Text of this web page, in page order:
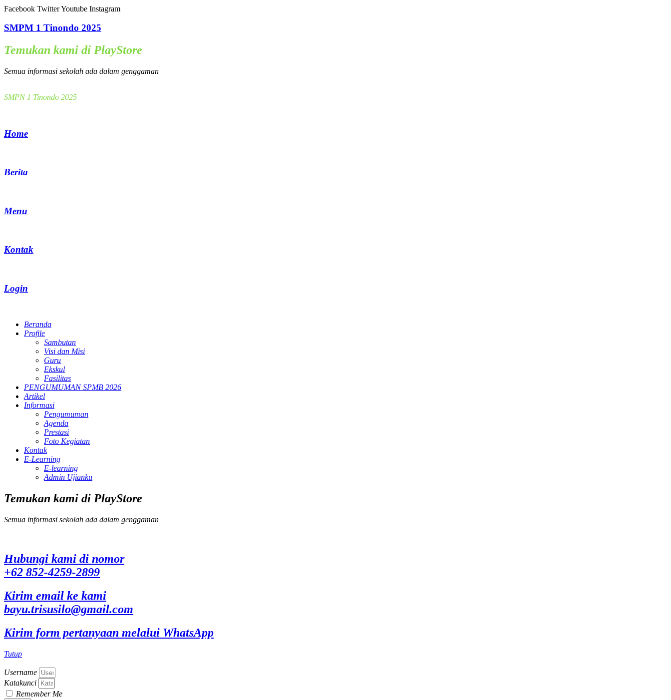
Facebook TwitterYoutube Instagram
SMPM 1 Tinondo 2025
Temukan kami di PlayStore
Semua informasi sekolah ada dalam genggaman
SMPN 1 Tinondo 2025
Home
Berita
Menu
Kontak
Login
Beranda
Profile
Sambutan
Visi dan Misi
Guru
Ekskul
Fasilitas
PENGUMUMAN SPMB 2026
Artikel
Informasi
Pengumuman
Agenda
Prestasi
Foto Kegiatan
Kontak
E-Learning
E-learning
Admin Ujianku
Temukan kami di PlayStore
Semua informasi sekolah ada dalam genggaman
Hubungi kami di nomor
+62 852-4259-2899
Kirim email ke kami
bayu.trisusilo@gmail.com
Kirim form pertanyaan melalui WhatsApp
Tutup
Username
Katakunci
Remember Me